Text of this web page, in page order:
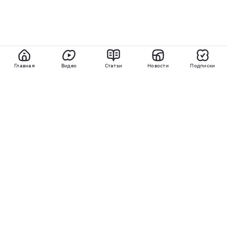
Главная Видео Статьи Новости Подписки